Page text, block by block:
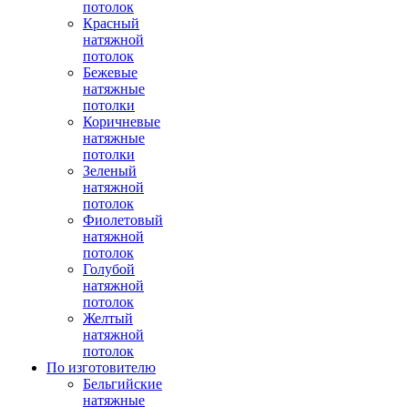
потолок
Красный
натяжной
потолок
Бежевые
натяжные
потолки
Коричневые
натяжные
потолки
Зеленый
натяжной
потолок
Фиолетовый
натяжной
потолок
Голубой
натяжной
потолок
Желтый
натяжной
потолок
По изготовителю
Бельгийские
натяжные